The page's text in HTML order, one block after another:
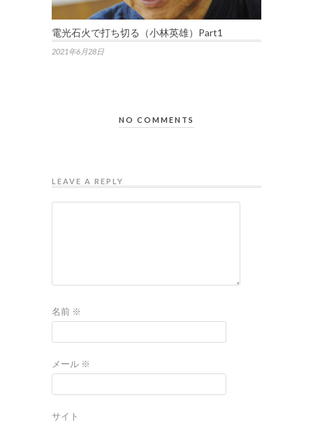
電光石火で打ち切る（小林英雄）Part1
2021年6月28日
NO COMMENTS
LEAVE A REPLY
名前 ※
メール ※
サイト